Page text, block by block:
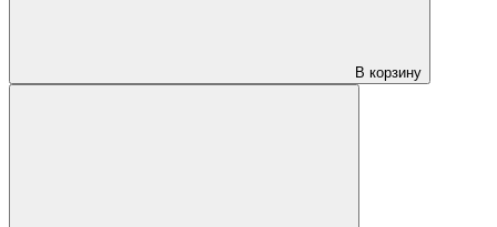
В корзину